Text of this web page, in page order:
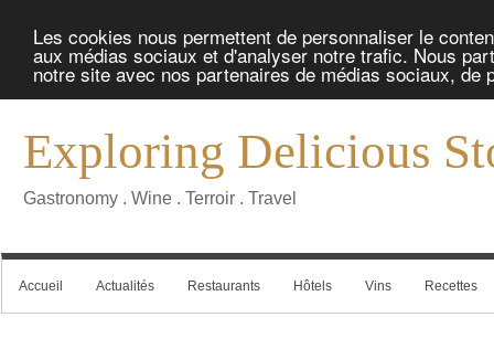
Les cookies nous permettent de personnaliser le
aux médias sociaux et d'analyser notre trafic. Nous
notre site avec nos partenaires de médias sociaux, de
Exploring Delicious
Gastronomy . Wine . Terroir . Travel
Accueil Actualités Restaurants Hôtels Vins Recettes